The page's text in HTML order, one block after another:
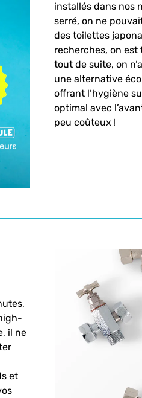
installés dans nos
serré, on ne
des toilettes
recherches, on est
tout de suite, on
une alternative
offrant l’hygiène
optimal avec
peu coûteux !
il ne
et